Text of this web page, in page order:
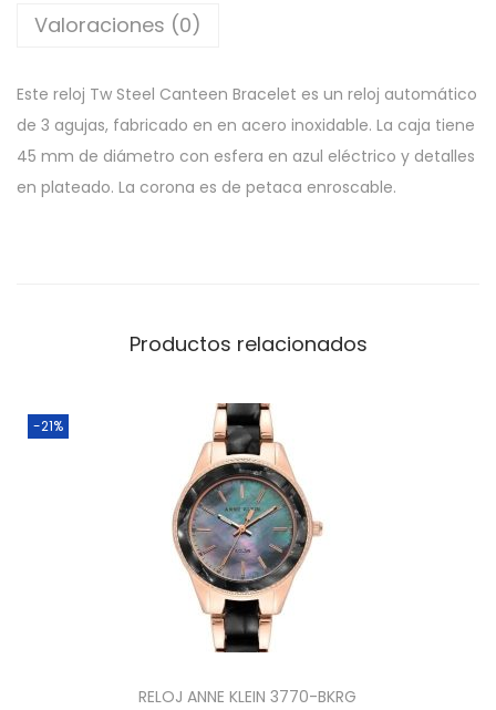
Valoraciones (0)
Este reloj Tw Steel Canteen Bracelet es un reloj automático
de 3 agujas, fabricado en en acero inoxidable. La caja tiene
45 mm de diámetro con esfera en azul eléctrico y detalles
en plateado. La corona es de petaca enroscable.
Productos relacionados
-21%
RELOJ ANNE KLEIN 3770-BKRG